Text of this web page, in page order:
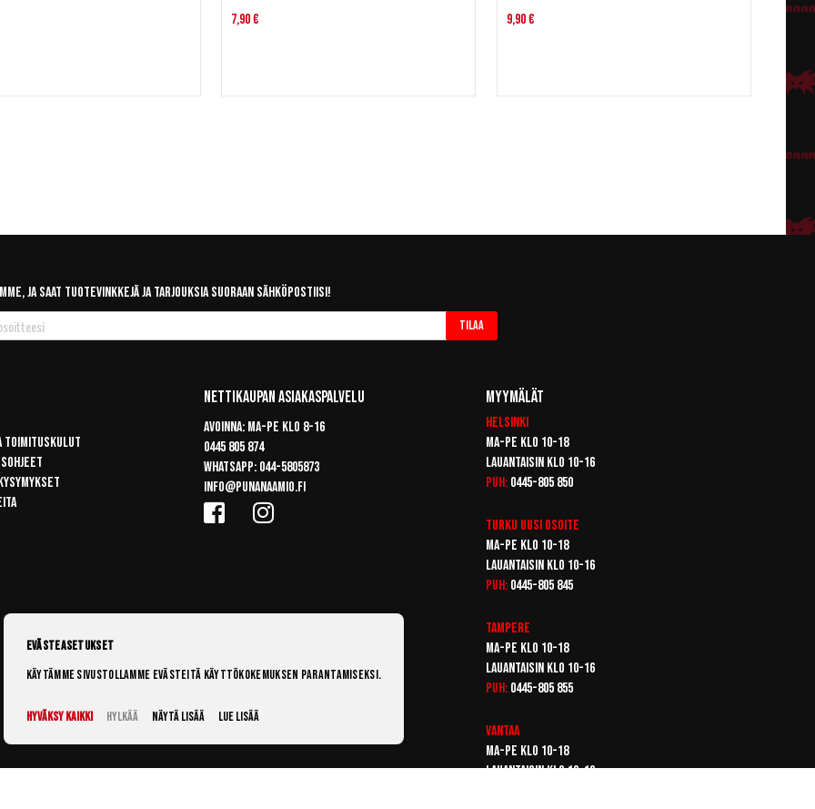
7,90 € 9,90 €
ja saat tuotevinkkejä ja tarjouksia suoraan sähköpostiisi!
Tilaa
toimituskulut
Nettikaupan Asiakaspalvelu
Avoinna: Ma-pe klo 8-16
0445 805 874
Whatsapp: 044-5805873
info@punanaamio.fi
Myymälät
Helsinki
Ma-pe klo 10-18
Lauantaisin klo 10-16
Puh: 0445-805 850
Turku Uusi osoite
Ma-pe klo 10-18
Lauantaisin klo 10-16
Puh: 0445-805 845
Tampere
Ma-pe klo 10-18
Lauantaisin klo 10-16
Puh: 0445-805 855
Vantaa
Ma-pe klo 10-18
Lauantaisin klo 10-16
Evästeasetukset
Käytämme sivustollamme evästeitä käyttökokemuksen parantamiseksi.
Hyväksy kaikki Hylkää Näytä lisää Lue lisää